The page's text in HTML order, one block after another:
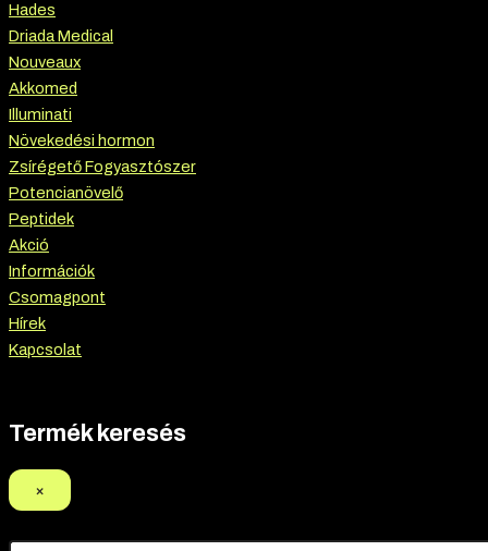
Hades
Driada Medical
Nouveaux
Akkomed
Illuminati
Növekedési hormon
Zsírégető Fogyasztószer
Potencianövelő
Peptidek
Akció
Információk
Csomagpont
Hírek
Kapcsolat
Termék keresés
×